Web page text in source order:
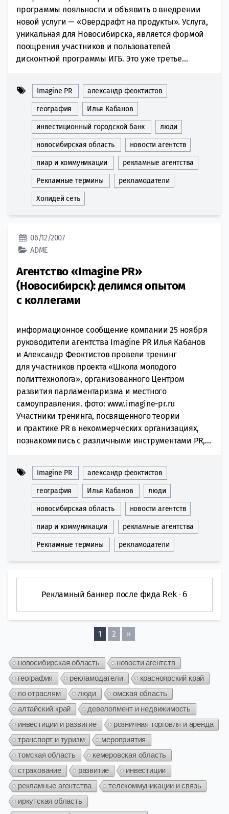
программы лояльности и объявить о внедрении
новой услуги — «Овердрафт на продукты». Услуга,
уникальная для Новосибирска, является формой
поощрения участников и пользователей
дисконтной программы ИГБ. Это уже третье...
Imagine PR александр феоктистов
география Илья Кабанов
инвестиционный городской банк люди
новосибирская область новости агентств
пиар и коммуникации рекламные агентства
Рекламные термины рекламодатели
Холидей сеть
06/12/2007
ADME
Агентство «Imagine PR»
(Новосибирск): делимся опытом
с коллегами
информационное сообщение компании 25 ноября
руководители агентства Imagine PR Илья Кабанов
и Александр Феоктистов провели тренинг
для участников проекта «Школа молодого
политтехнолога», организованного Центром
развития парламентаризма и местного
самоуправления. фото: www.imagine-pr.ru
Участники тренинга, посвященного теории
и практике PR в некоммерческих организациях,
познакомились с различными инструментами PR,...
Imagine PR александр феоктистов
география Илья Кабанов люди
новосибирская область новости агентств
пиар и коммуникации рекламные агентства
Рекламные термины рекламодатели
Рекламный баннер после фида Rek-6
1 2 »
новосибирская область
новости агентств
география
рекламодатели
красноярский край
по отраслям
люди
омская область
алтайский край
девелопмент и недвижимость
инвестиции и развитие
розничная торговля и аренда
транспорт и туризм
мероприятия
томская область
кемеровская область
страхование
развитие
инвестиции
рекламные агентства
телекоммуникации и связь
иркутская область